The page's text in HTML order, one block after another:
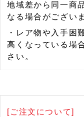
地域差から同一商
なる場合がござい
・レア物や入手困
高くなっている場
さい。
[ご注文について]